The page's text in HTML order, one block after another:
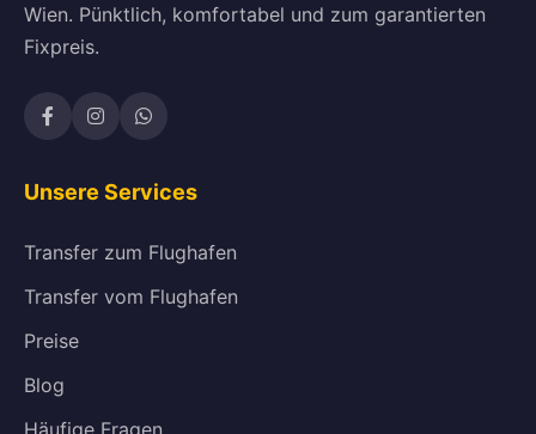
Wien. Pünktlich, komfortabel und zum garantierten
Fixpreis.
Unsere Services
Transfer zum Flughafen
Transfer vom Flughafen
Preise
Blog
Häufige Fragen